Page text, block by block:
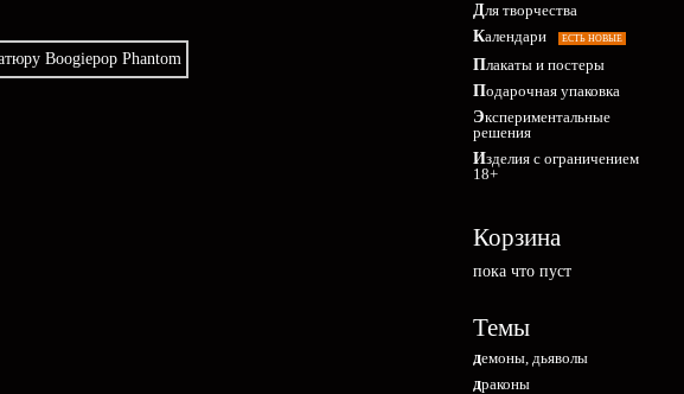
Для творчества
Календари
ЕСТЬ НОВЫЕ
Плакаты и постеры
Подарочная упаковка
Экспериментальные
решения
Изделия с ограничением
18+
Корзина
пока что пуст
Темы
демоны, дьяволы
драконы